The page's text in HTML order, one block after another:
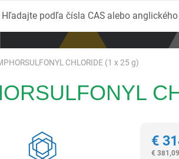
CHLORIDE (1 x 25 g)
€
€
Hľadajte podľa čísla CAS alebo